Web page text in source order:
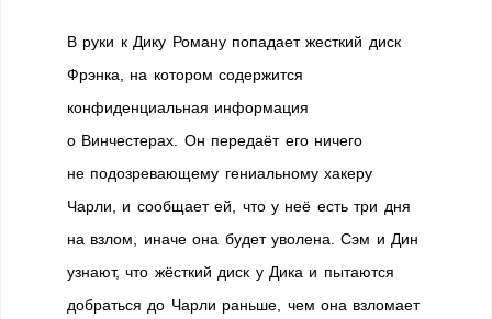
В руки к Дику Роману попадает жесткий диск
Фрэнка, на котором содержится
конфиденциальная информация
о Винчестерах. Он передаёт его ничего
не подозревающему гениальному хакеру
Чарли, и сообщает ей, что у неё есть три дня
на взлом, иначе она будет уволена. Сэм и Дин
узнают, что жёсткий диск у Дика и пытаются
добраться до Чарли раньше, чем она взломает